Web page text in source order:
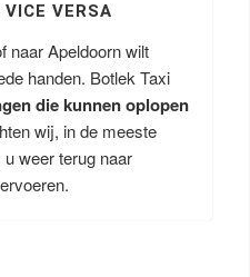
VERSA
naar Apeldoorn wilt
handen. Botlek Taxi
die kunnen oplopen
wij, in de meeste
weer terug naar